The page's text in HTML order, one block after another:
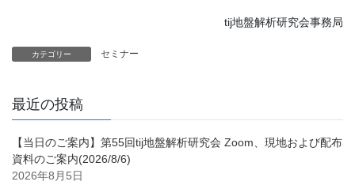
tij地盤解析研究会事務局
カテゴリー セミナー
最近の投稿
【当日のご案内】第55回tij地盤解析研究会 Zoom、現地および配布
資料のご案内(2026/8/6)
2026年8月5日